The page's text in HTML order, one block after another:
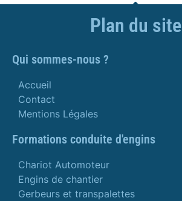
Plan du site
Qui sommes-nous ?
Accueil
Contact
Mentions Légales
Formations conduite d'engins
Chariot Automoteur
Engins de chantier
Gerbeurs et transpalettes